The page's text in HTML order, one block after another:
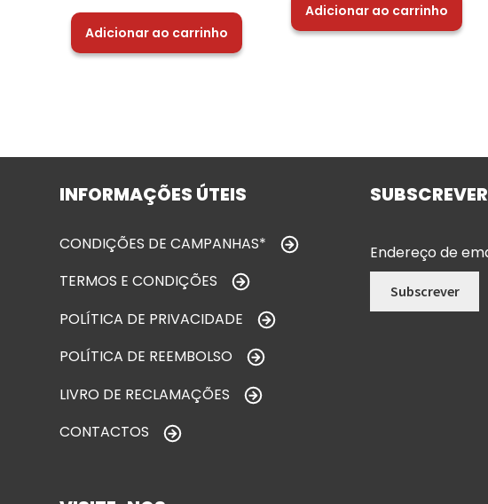
Adicionar ao carrinho
Adicionar ao carrinho
INFORMAÇÕES ÚTEIS
CONDIÇÕES DE CAMPANHAS*
TERMOS E CONDIÇÕES
POLÍTICA DE PRIVACIDADE
POLÍTICA DE REEMBOLSO
LIVRO DE RECLAMAÇÕES
CONTACTOS
Endereço de